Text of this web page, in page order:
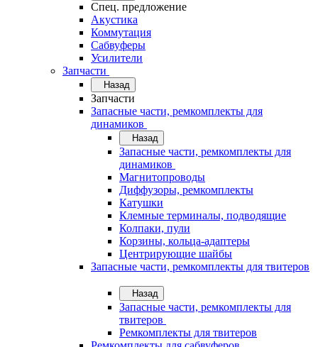
Спец. предложение
Акустика
Коммутация
Сабвуферы
Усилители
Запчасти
Назад
Запчасти
Запасные части, ремкомплекты для
динамиков
Назад
Запасные части, ремкомплекты для
динамиков
Магнитопроводы
Диффузоры, ремкомплекты
Катушки
Клемные терминалы, подводящие
Колпаки, пули
Корзины, кольца-адаптеры
Центрирующие шайбы
Запасные части, ремкомплекты для твитеров
Назад
Запасные части, ремкомплекты для
твитеров
Ремкомплекты для твитеров